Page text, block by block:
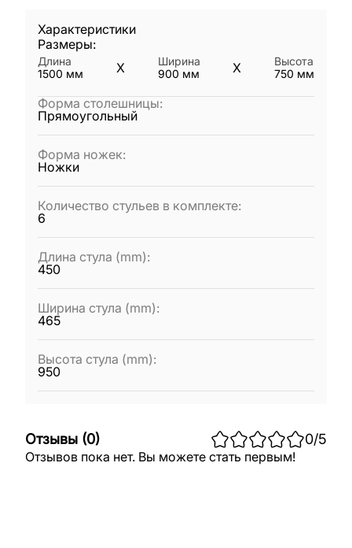
Характеристики
Размеры:
Длина
1500 мм X
Ширина
900 мм X
Высота
750 мм
Форма столешницы:
Прямоугольный
Форма ножек:
Ножки
Количество стульев в комплекте:
6
Длина стула (mm):
450
Ширина стула (mm):
465
Высота стула (mm):
950
Отзывы (0) 0/5
Отзывов пока нет. Вы можете стать первым!